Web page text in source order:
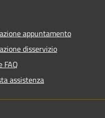
appuntamento
disservizio
FAQ
assistenza